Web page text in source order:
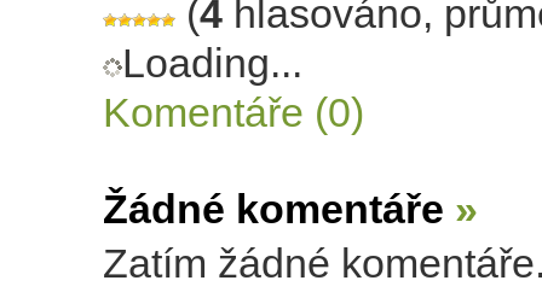
(4 hlasováno,
Loading...
Komentáře (0)
Žádné komentáře »
Zatím žádné